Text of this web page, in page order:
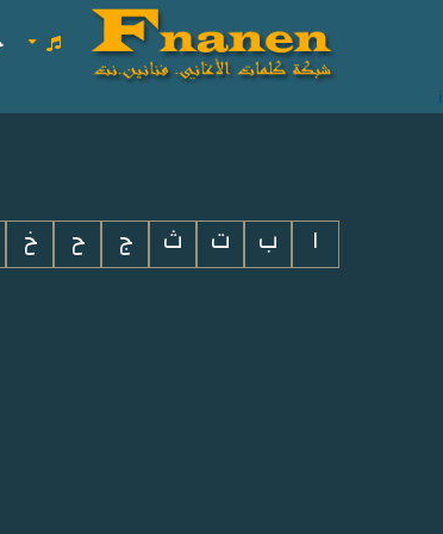
i
ا ب ت ث ج ح خ